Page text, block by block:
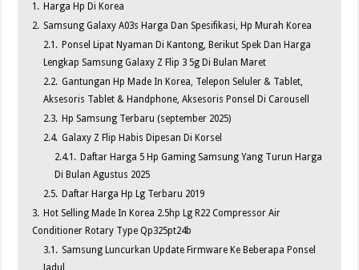
1. Harga Hp Di Korea
2. Samsung Galaxy A03s Harga Dan Spesifikasi, Hp Murah Korea
2.1. Ponsel Lipat Nyaman Di Kantong, Berikut Spek Dan Harga
Lengkap Samsung Galaxy Z Flip 3 5g Di Bulan Maret
2.2. Gantungan Hp Made In Korea, Telepon Seluler & Tablet,
Aksesoris Tablet & Handphone, Aksesoris Ponsel Di Carousell
2.3. Hp Samsung Terbaru (september 2025)
2.4. Galaxy Z Flip Habis Dipesan Di Korsel
2.4.1. Daftar Harga 5 Hp Gaming Samsung Yang Turun Harga
Di Bulan Agustus 2025
2.5. Daftar Harga Hp Lg Terbaru 2019
3. Hot Selling Made In Korea 2.5hp Lg R22 Compressor Air
Conditioner Rotary Type Qp325pt24b
3.1. Samsung Luncurkan Update Firmware Ke Beberapa Ponsel